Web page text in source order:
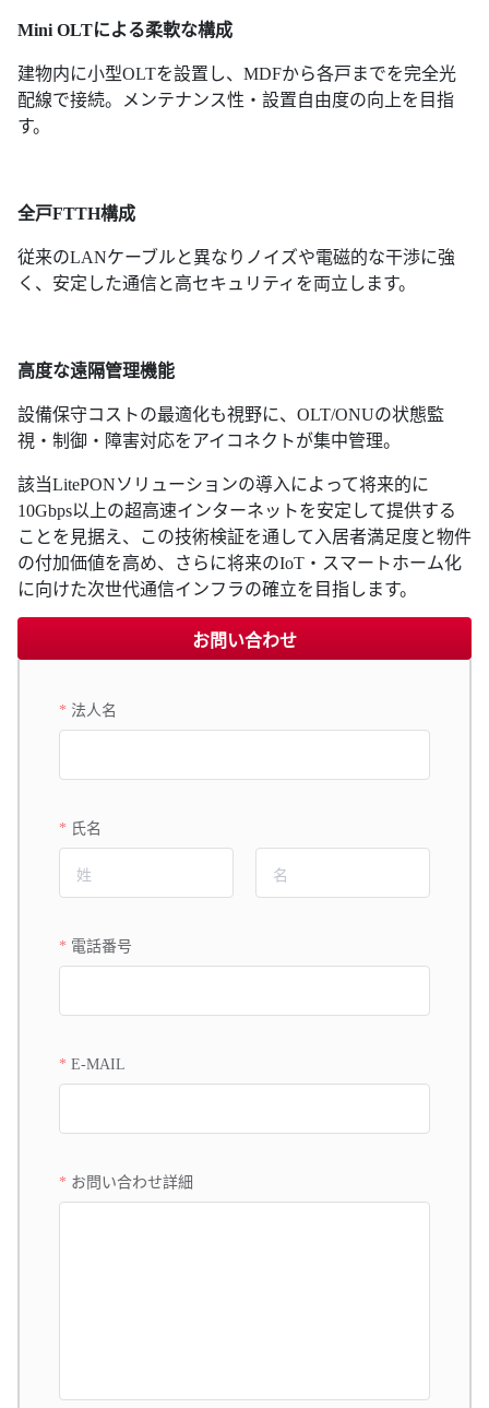
Mini OLTによる柔軟な構成
建物内に小型OLTを設置し、MDFから各戸までを完全光
配線で接続。メンテナンス性・設置自由度の向上を目指
す。
全戸FTTH構成
従来のLANケーブルと異なりノイズや電磁的な干渉に強
く、安定した通信と高セキュリティを両立します。
高度な遠隔管理機能
設備保守コストの最適化も視野に、OLT/ONUの状態監
視・制御・障害対応をアイコネクトが集中管理。
該当LitePONソリューションの導入によって将来的に
10Gbps以上の超高速インターネットを安定して提供する
ことを見据え、この技術検証を通して入居者満足度と物件
の付加価値を高め、さらに将来のIoT・スマートホーム化
に向けた次世代通信インフラの確立を目指します。
お問い合わせ
法人名
氏名
電話番号
E-MAIL
お問い合わせ詳細